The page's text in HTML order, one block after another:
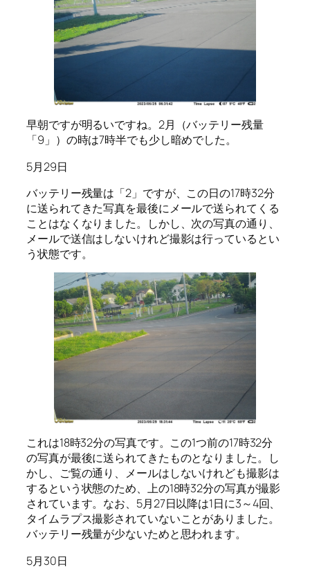
早朝ですが明るいですね。2月（バッテリー残量
「9」）の時は7時半でも少し暗めでした。
5月29日
バッテリー残量は「2」ですが、この日の17時32分
に送られてきた写真を最後にメールで送られてくる
ことはなくなりました。しかし、次の写真の通り、
メールで送信はしないけれど撮影は行っているとい
う状態です。
これは18時32分の写真です。この1つ前の17時32分
の写真が最後に送られてきたものとなりました。し
かし、ご覧の通り、メールはしないけれども撮影は
するという状態のため、上の18時32分の写真が撮影
されています。なお、5月27日以降は1日に3～4回、
タイムラプス撮影されていないことがありました。
バッテリー残量が少ないためと思われます。
5月30日